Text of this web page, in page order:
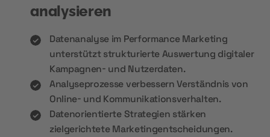
analysieren
Datenanalyse im Performance Marketing
unterstützt strukturierte Auswertung digitaler
Kampagnen- und Nutzerdaten.
Analyseprozesse verbessern Verständnis von
Online- und Kommunikationsverhalten.
Datenorientierte Strategien stärken
zielgerichtete Marketingentscheidungen.